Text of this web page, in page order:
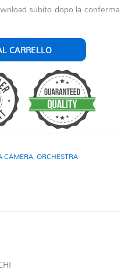
subito dopo la conferma
CARRELLO
CAMERA,ORCHESTRA